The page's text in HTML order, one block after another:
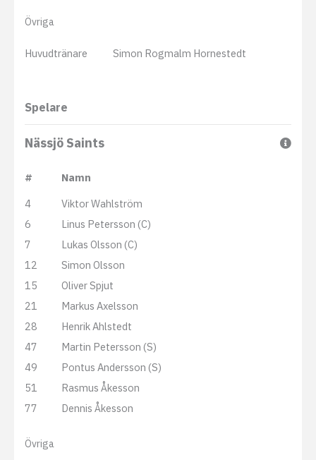
Övriga
Huvudtränare Simon Rogmalm Hornestedt
Spelare
Nässjö Saints
#
Namn
4
Viktor Wahlström
6
Linus Petersson (C)
7
Lukas Olsson (C)
12
Simon Olsson
15
Oliver Spjut
21
Markus Axelsson
28
Henrik Ahlstedt
47
Martin Petersson (S)
49
Pontus Andersson (S)
51
Rasmus Åkesson
77
Dennis Åkesson
Övriga